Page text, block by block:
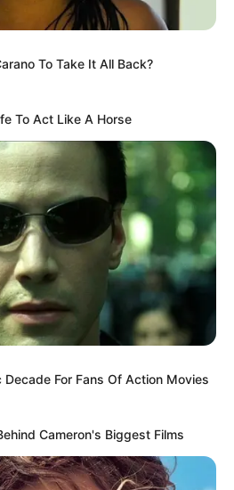
vom
–
den ich
habe!
To Take It All Back?
To Act Like A Horse
For Fans Of Action Movies
Cameron's Biggest Films